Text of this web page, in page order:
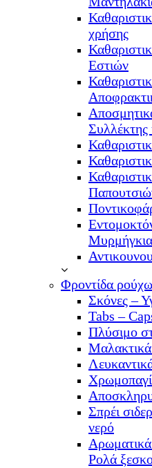
χρήσης
Εστιών
Συλλέκτης
Μυρμήγκια
Φροντίδα
Σκόνες –
Tabs –
Πλύσιμο
Σπρέι
νερό
Ρολά